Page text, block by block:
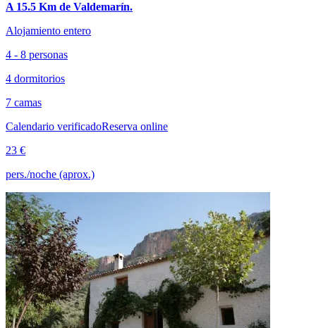
A 15.5 Km de Valdemarín.
Alojamiento entero
4 - 8 personas
4 dormitorios
7 camas
Calendario verificadoReserva online
23 €
pers./noche (aprox.)